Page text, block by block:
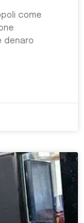
come
denaro